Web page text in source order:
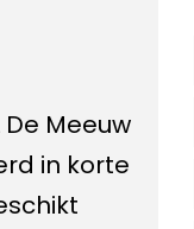
Meeuw
in korte